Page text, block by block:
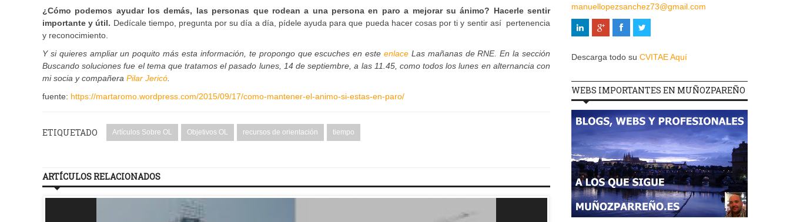
¿Cómo podemos ayudar los demás, las personas que rodean a una persona en paro a mejorar su ánimo? Hacerle sentir
importante y útil. Dedícale tiempo, pregunta por su día a día, pídele ayuda para que pueda hacer cosas por ti y sentir así pertenencia
y reconocimiento.
Y si quieres ampliar un poquito más esta información, te propongo que escuches en este enlaceLas mañanas de RNE. En la sección
Buscando soluciones fue el tema que tratamos el pasado lunes, 14 de septiembre, a las 11.45, como todos los lunes en alternancia con
mi socia y compañera Pilar Jericó.
fuente: https://martaromo.wordpress.com/2015/09/17/como-mantener-el-animo-si-estas-en-paro/
ETIQUETADO Artículos Sobre OL Objetivos OL recursos de orientación tiempo
ARTÍCULOS RELACIONADOS
manuellopezsanchez73@gmail.com
Descarga todo su CVITAE Aquí
WEBS IMPORTANTES EN MUÑOZPAREÑO